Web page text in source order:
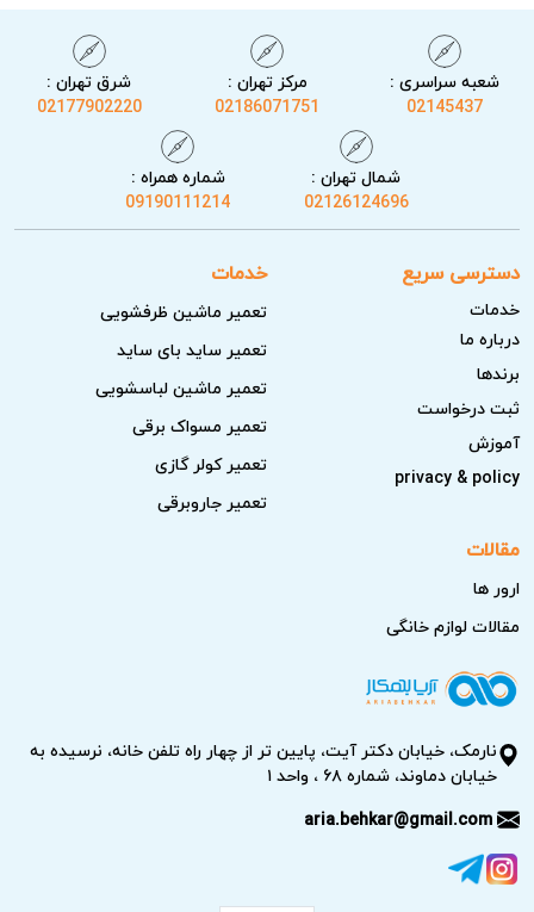
شعبه سراسری :
02145437
مرکز تهران :
02186071751
شرق تهران :
02177902220
شمال تهران :
02126124696
شماره همراه :
09190111214
دسترسی سریع
خدمات
درباره ما
برندها
ثبت درخواست
آموزش
privacy & policy
خدمات
تعمیر ماشین ظرفشویی
تعمیر ساید بای ساید
تعمیر ماشین لباسشویی
تعمیر مسواک برقی
تعمیر کولر گازی
تعمیر جاروبرقی
مقالات
ارور ها
مقالات لوازم خانگی
نارمک، خیابان دکتر آیت، پایین تر از چهار راه تلفن خانه، نرسیده به
خیابان دماوند، شماره ۶۸ ، واحد ۱
aria.behkar@gmail.com